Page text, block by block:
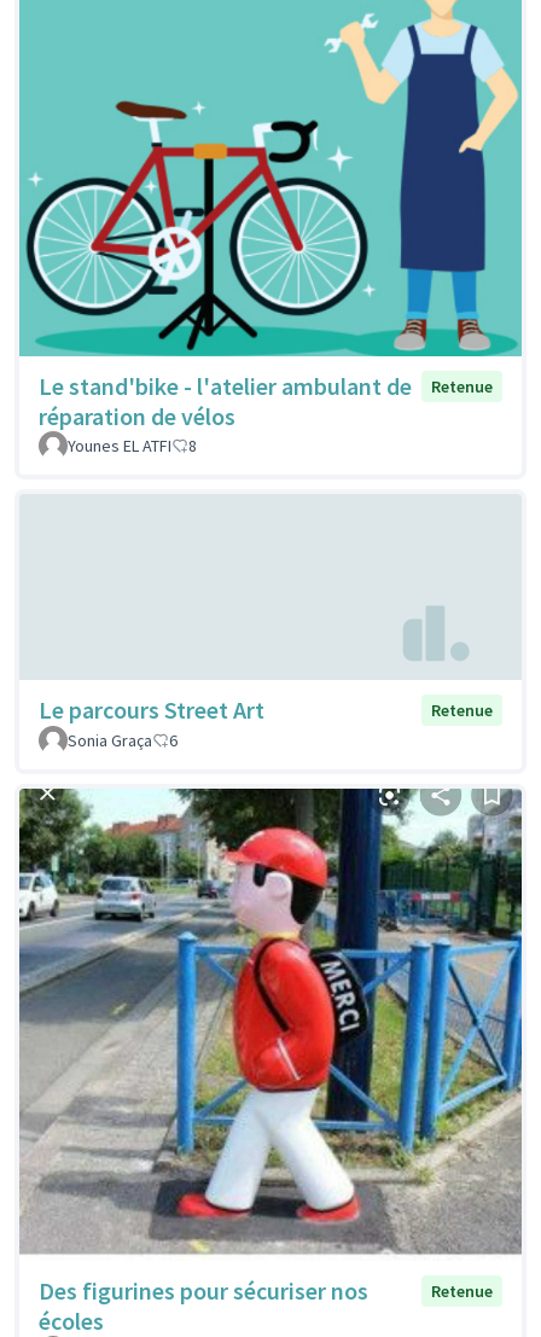
Le stand'bike - l'atelier ambulant de
réparation de vélos
Retenue
Younes EL ATFI 8
Le parcours Street Art
Retenue
Sonia Graça
6
Des figurines pour sécuriser nos
écoles
Retenue